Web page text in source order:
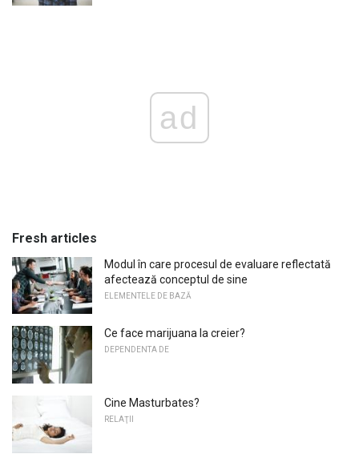
ad
Fresh articles
Modul în care procesul de evaluare reflectată
afectează conceptul de sine
ELEMENTELE DE BAZĂ
Ce face marijuana la creier?
DEPENDENTA DE
Cine Masturbates?
RELAŢII